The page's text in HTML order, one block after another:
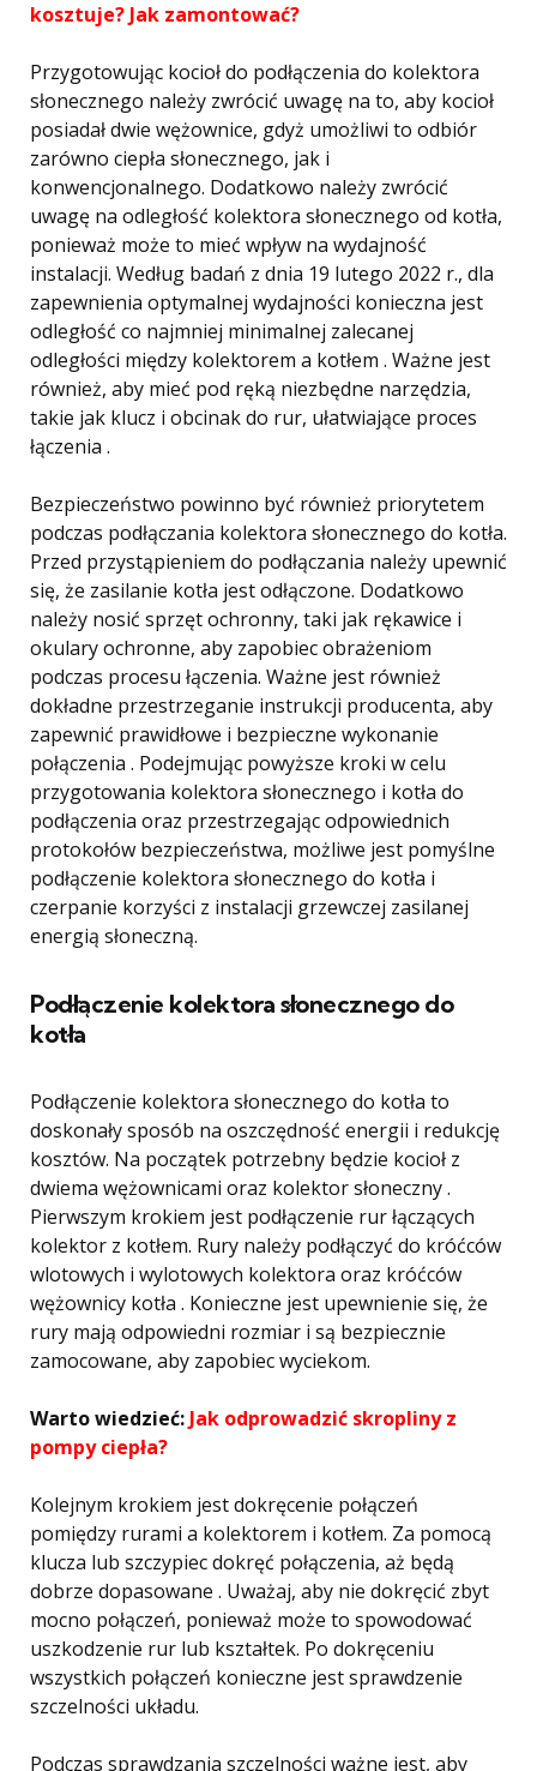
kosztuje? Jak zamontować?
Przygotowując kocioł do podłączenia do kolektora
słonecznego należy zwrócić uwagę na to, aby kocioł
posiadał dwie wężownice, gdyż umożliwi to odbiór
zarówno ciepła słonecznego, jak i
konwencjonalnego. Dodatkowo należy zwrócić
uwagę na odległość kolektora słonecznego od kotła,
ponieważ może to mieć wpływ na wydajność
instalacji. Według badań z dnia 19 lutego 2022 r., dla
zapewnienia optymalnej wydajności konieczna jest
odległość co najmniej minimalnej zalecanej
odległości między kolektorem a kotłem . Ważne jest
również, aby mieć pod ręką niezbędne narzędzia,
takie jak klucz i obcinak do rur, ułatwiające proces
łączenia .
Bezpieczeństwo powinno być również priorytetem
podczas podłączania kolektora słonecznego do kotła.
Przed przystąpieniem do podłączania należy upewnić
się, że zasilanie kotła jest odłączone. Dodatkowo
należy nosić sprzęt ochronny, taki jak rękawice i
okulary ochronne, aby zapobiec obrażeniom
podczas procesu łączenia. Ważne jest również
dokładne przestrzeganie instrukcji producenta, aby
zapewnić prawidłowe i bezpieczne wykonanie
połączenia . Podejmując powyższe kroki w celu
przygotowania kolektora słonecznego i kotła do
podłączenia oraz przestrzegając odpowiednich
protokołów bezpieczeństwa, możliwe jest pomyślne
podłączenie kolektora słonecznego do kotła i
czerpanie korzyści z instalacji grzewczej zasilanej
energią słoneczną.
Podłączenie kolektora słonecznego do
kotła
Podłączenie kolektora słonecznego do kotła to
doskonały sposób na oszczędność energii i redukcję
kosztów. Na początek potrzebny będzie kocioł z
dwiema wężownicami oraz kolektor słoneczny .
Pierwszym krokiem jest podłączenie rur łączących
kolektor z kotłem. Rury należy podłączyć do króćców
wlotowych i wylotowych kolektora oraz króćców
wężownicy kotła . Konieczne jest upewnienie się, że
rury mają odpowiedni rozmiar i są bezpiecznie
zamocowane, aby zapobiec wyciekom.
Warto wiedzieć: Jak odprowadzić skropliny z
pompy ciepła?
Kolejnym krokiem jest dokręcenie połączeń
pomiędzy rurami a kolektorem i kotłem. Za pomocą
klucza lub szczypiec dokręć połączenia, aż będą
dobrze dopasowane . Uważaj, aby nie dokręcić zbyt
mocno połączeń, ponieważ może to spowodować
uszkodzenie rur lub kształtek. Po dokręceniu
wszystkich połączeń konieczne jest sprawdzenie
szczelności układu.
Podczas sprawdzania szczelności ważne jest, aby